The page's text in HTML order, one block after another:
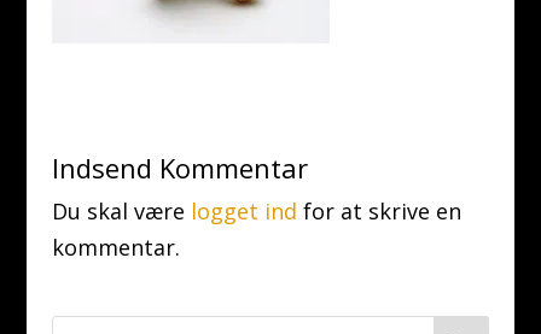
Indsend Kommentar
Du skal være logget ind for at skrive en
kommentar.